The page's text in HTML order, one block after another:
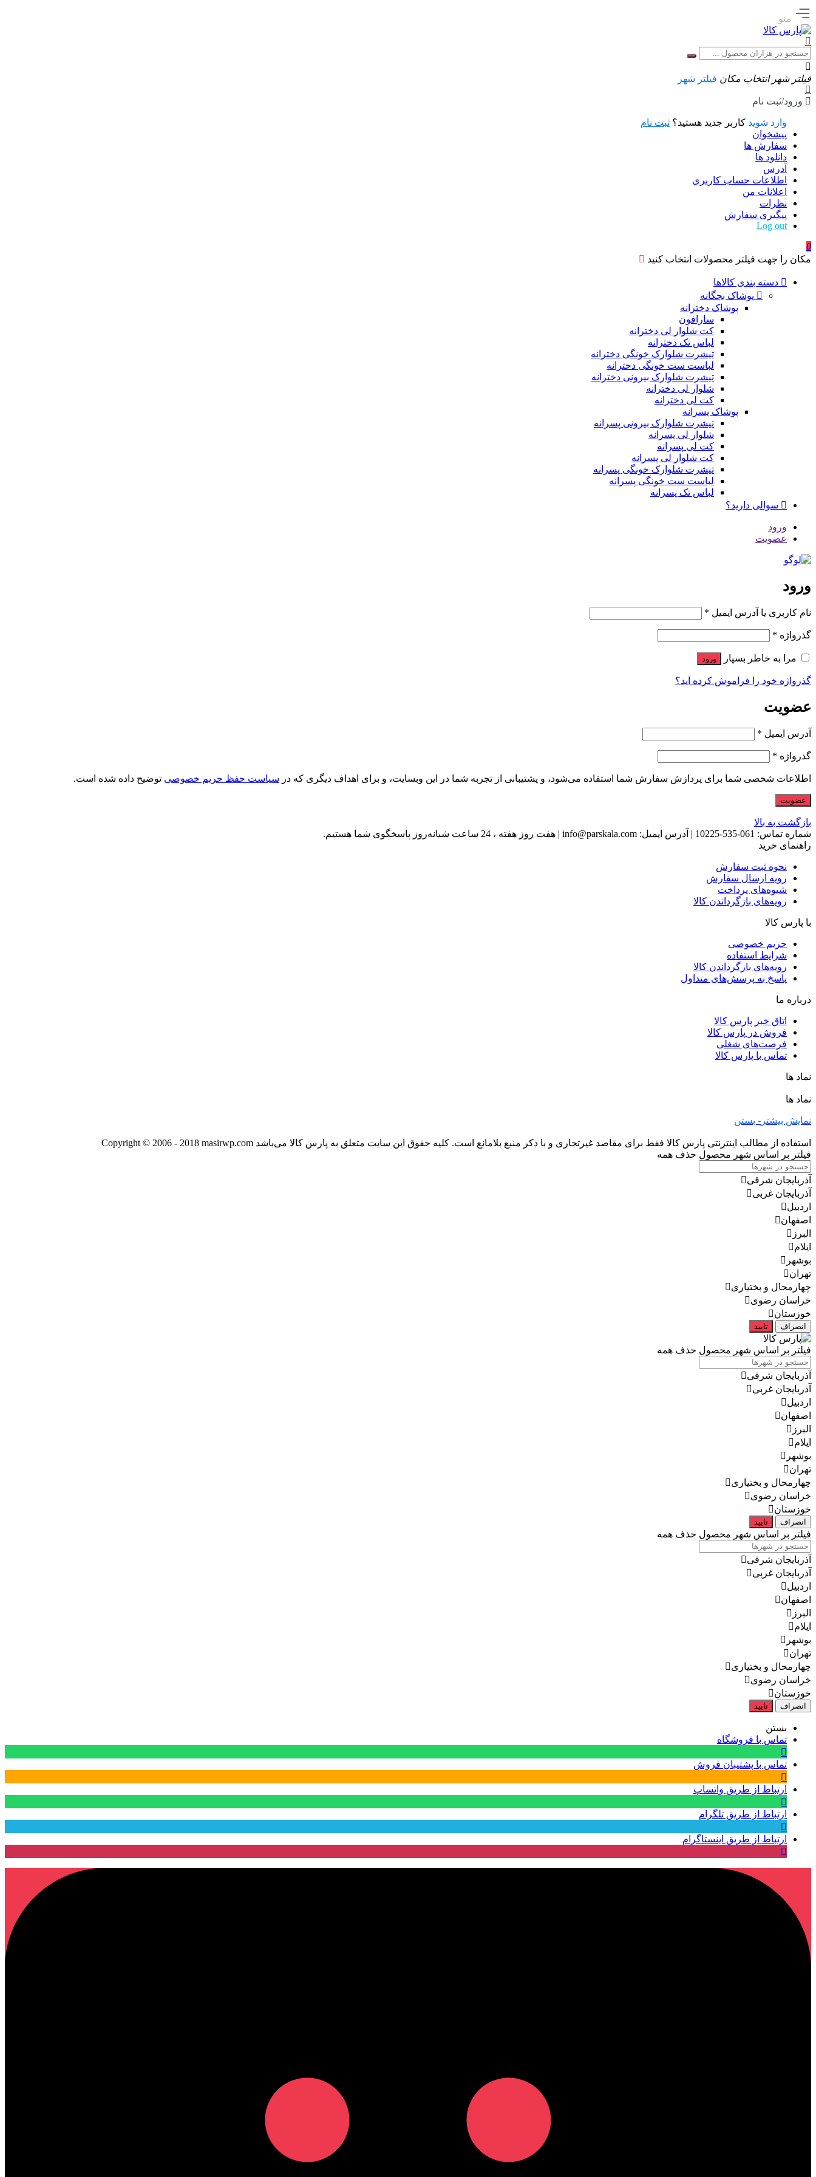
منو
فیلتر شهر انتخاب مکان فیلتر شهر
ورود/ثبت نام
وارد شوید کاربر جدید هستید؟ ثبت نام
پیشخوان
سفارش ها
دانلود ها
آدرس
اطلاعات حساب كاربری
اعلانات من
نظرات
پیگیری سفارش
Log out
0
مکان را جهت فیلتر محصولات انتخاب کنید
دسته بندی کالاها
پوشاک بچگانه
پوشاک دخترانه
سارافون
کت شلوار لی دخترانه
لباس تک دخترانه
تیشرت شلوارک خونگی دخترانه
لباست ست خونگی دخترانه
تیشرت شلوارک بیرونی دخترانه
شلوار لی دخترانه
کت لی دخترانه
پوشاک پسرانه
تیشرت شلوارک بیرونی پسرانه
شلوار لی پسرانه
کت لی پسرانه
کت شلوار لی پسرانه
تیشرت شلوارک خونگی پسرانه
لباست ست خونگی پسرانه
لباس تک پسرانه
سوالی دارید؟
ورود
عضویت
ورود
نام کاربری یا آدرس ایمیل *
گذرواژه *
مرا به خاطر بسپار ورود
گذرواژه خود را فراموش کرده اید؟
عضویت
آدرس ایمیل *
گذرواژه *
اطلاعات شخصی شما برای پردازش سفارش شما استفاده می‌شود، و پشتیبانی از تجربه شما در این وبسایت، و برای اهداف دیگری که در سیاست حفظ حریم خصوصی توضیح داده شده است.
عضویت
بازگشت به بالا
شماره تماس: 061-535-10225
| آدرس ایمیل: info@parskala.com
| هفت روز هفته ، 24 ساعت شبانه‌روز پاسخگوی شما هستیم.
راهنمای خرید
نحوه ثبت سفارش
رویه ارسال سفارش
شیوه‌های پرداخت
رویه‌های بازگرداندن کالا
با پارس کالا
حریم خصوصی
شرایط استفاده
رویه‌های بازگرداندن کالا
پاسخ به پرسش‌های متداول
درباره ما
اتاق خبر پارس کالا
فروش در پارس کالا
فرصت‌های شغلی
تماس با پارس کالا
نماد ها
نماد ها
نمایش بیشتر - بستن
استفاده از مطالب اینترنتی پارس کالا فقط برای مقاصد غیرتجاری و با ذکر منبع بلامانع است. کلیه حقوق این سایت متعلق به پارس کالا می‌باشد Copyright © 2006 - 2018 masirwp.com
فیلتر بر اساس شهر محصول حذف همه
آذربایجان شرقی
آذربایجان غربی
اردبیل
اصفهان
البرز
ایلام
بوشهر
تهران
چهارمحال و بختیاری
خراسان رضوی
خوزستان
انصراف تایید
فیلتر بر اساس شهر محصول حذف همه
آذربایجان شرقی
آذربایجان غربی
اردبیل
اصفهان
البرز
ایلام
بوشهر
تهران
چهارمحال و بختیاری
خراسان رضوی
خوزستان
انصراف تایید
فیلتر بر اساس شهر محصول حذف همه
آذربایجان شرقی
آذربایجان غربی
اردبیل
اصفهان
البرز
ایلام
بوشهر
تهران
چهارمحال و بختیاری
خراسان رضوی
خوزستان
انصراف تایید
بستن
تماس با فروشگاه
تماس با پشتیبان فروش
ارتباط از طریق واتساپ
ارتباط از طریق تلگرام
ارتباط از طریق اینستاگرام